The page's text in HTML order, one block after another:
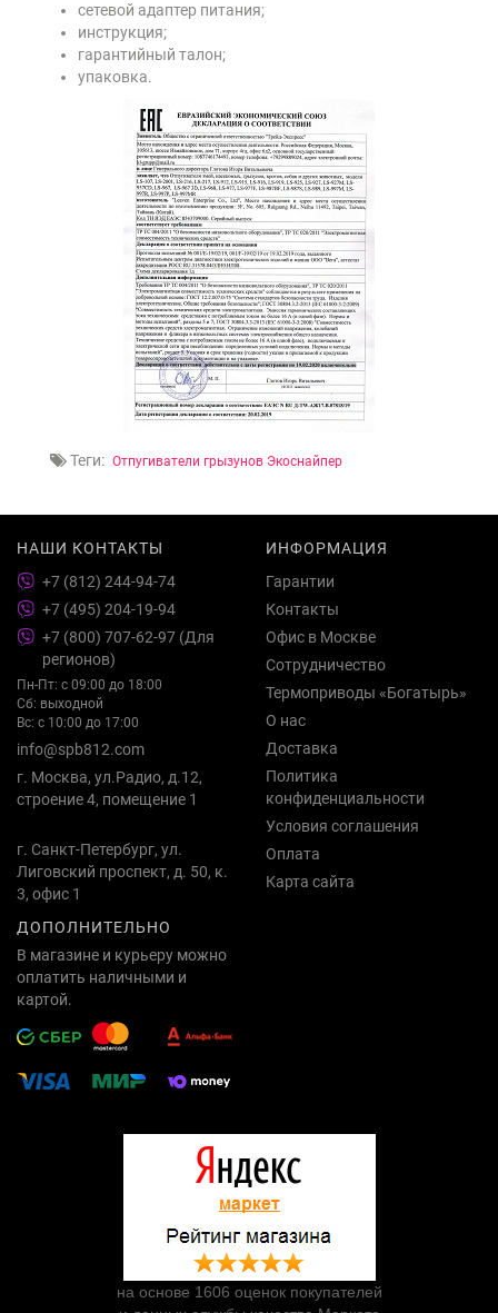
сетевой адаптер питания;
инструкция;
гарантийный талон;
упаковка.
Теги: Отпугиватели грызунов Экоснайпер
НАШИ КОНТАКТЫ
+7 (812) 244-94-74
+7 (495) 204-19-94
+7 (800) 707-62-97 (Для
регионов)
Пн-Пт: с 09:00 до 18:00
Сб: выходной
Вс: с 10:00 до 17:00
info@spb812.com
г. Москва, ул.Радио, д.12,
строение 4, помещение 1
г. Санкт-Петербург, ул.
Лиговский проспект, д. 50, к.
3, офис 1
ИНФОРМАЦИЯ
Гарантии
Контакты
Офис в Москве
Сотрудничество
Термоприводы «Богатырь»
О нас
Доставка
Политика
конфиденциальности
Условия соглашения
Оплата
Карта сайта
ДОПОЛНИТЕЛЬНО
В магазине и курьеру можно
оплатить наличными и
картой.
на основе 1606 оценок покупателей